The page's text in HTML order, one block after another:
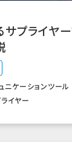
プライヤ
ニケーションツール
イヤー